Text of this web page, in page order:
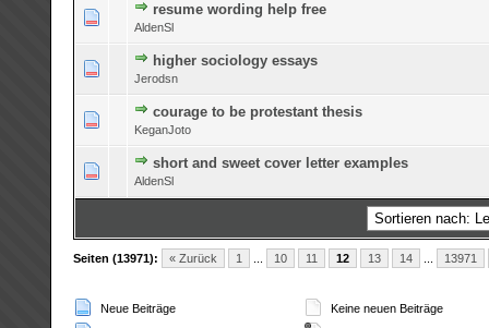
resume wording help free
AldenSl
0 Bewertung(en) - 0 von 5 durchschnittlich
123 45
higher sociology essays
Jerodsn
0 Bewertung(en) - 0 von 5 durchschnittlich
12 345
courage to be protestant thesis
KeganJoto
0 Bewertung(en) - 0 von 5 durchschnittlich
12345
short and sweet cover letter examples
AldenSl
0 Bewertung(en) - 0 von 5 durchschnittlich
1 2345
Seiten (13971): « Zurück 1 10 11 12 13 14 13971
Neue Beiträge
Keine neuen Beiträge